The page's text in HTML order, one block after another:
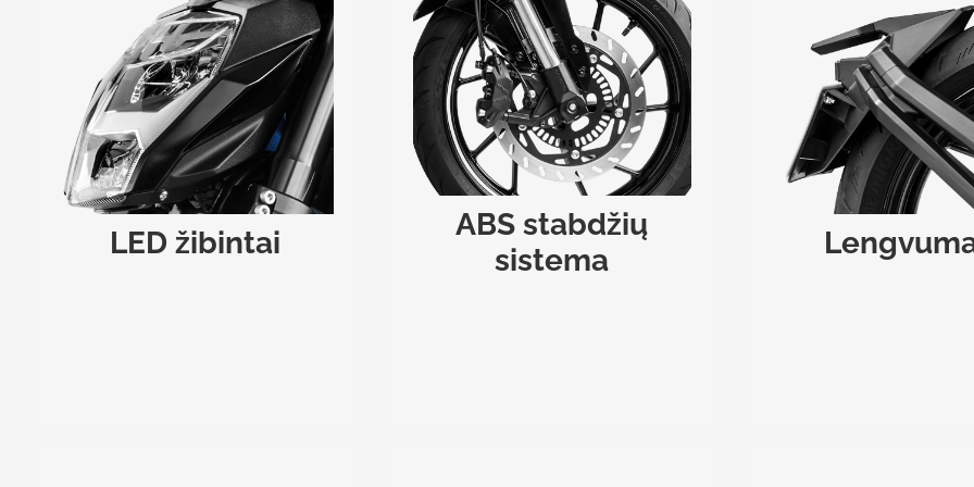
LED žibintai
LED ŽIBINTAI
Ryškūs priekiniai ir galiniai LED
žibintai gerai nušviečia kelią net ir
važiuojant šlapia danga, ar naktį.
Ryškesnių animuotų LED posūkių
signalų dėka būsite gerai matomi
kelyje.
ABS stabdžių
sistema
ABS STABDŽIŲ SISTEMA
Patikima stabdžių sistema su ABS
užtikrins papildomą saugumą
staigaus stabdymo metu, neleis
ratams užsiblokuoti ir slysti.
LENGVUMAS
Motociklo rėmas
lengvo, padidinto
lydinio, kuris užtikrina
didelį atsparumą